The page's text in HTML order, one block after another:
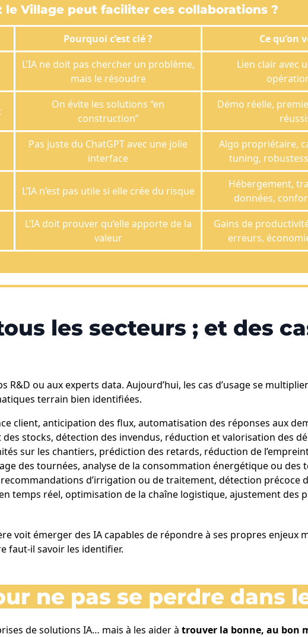
le Village peut faciliter ces collaborations ?
Pourquoi c’est clé ? Ce qu’on
L’IA ne doit pas chercher un problème,
mais le résoudre
Lien clair avec
On évite les solutions “en
construction”
Démo réelle,
Pas juste du ChatGPT avec une jolie
interface
Algo propriétaire,
tuning,
L’IA n’est pas utile si elle crée du risque
Hébergement,
données,
L’IA doit prouver qu’elle apporte de la
valeur
Gains de
erreurs,
les secteurs ; et des
R&D ou aux experts data. Aujourd’hui, les cas d’usage se
terrain bien identifiées.
client, anticipation des flux, automatisation des réponses aux
stocks, détection des invendus, réduction et valorisation des
sur les chantiers, prédiction des retards, réduction de
des tournées, analyse de la consommation énergétique ou des
d’irrigation ou de traitement, détection précoce
temps réel, optimisation de la chaîne logistique, ajustement des
voit émerger des IA capables de répondre à ses propres enjeux
faut-il savoir les identifier.
ne pas se perdre dans
de solutions IA… mais à les aider àtrouver la bonne, au bon